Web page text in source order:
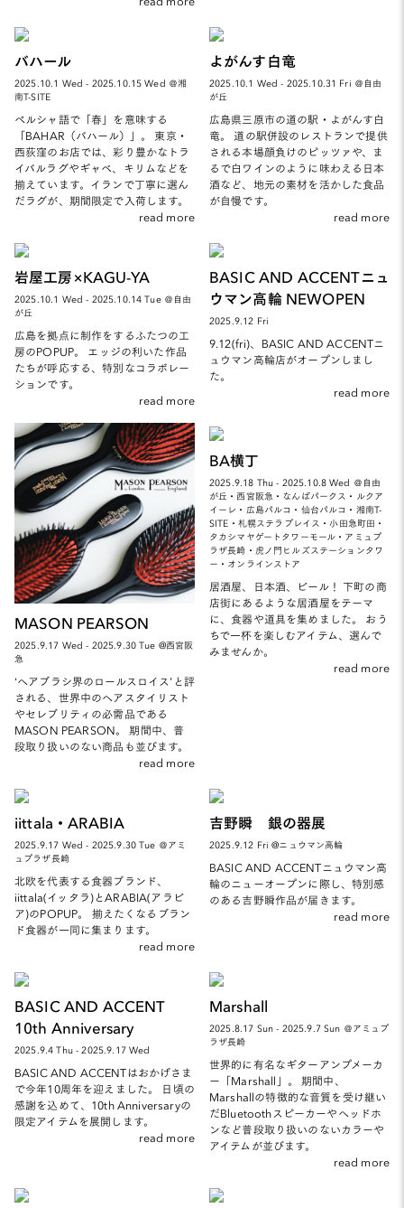
バハール
2025.10.1 Wed - 2025.10.15 Wed ＠湘
南T-SITE
ペルシャ語で「春」を意味する
「BAHAR（バハール）」。 東京・
西荻窪のお店では、彩り豊かなトラ
イバルラグやギャベ、キリムなどを
揃えています。イランで丁寧に選ん
だラグが、期間限定で入荷します。
read more
よがんす白竜
2025.10.1 Wed - 2025.10.31 Fri ＠自由
が丘
広島県三原市の道の駅・よがんす白
竜。 道の駅併設のレストランで提供
される本場顔負けのピッツァや、ま
るで白ワインのように味わえる日本
酒など、地元の素材を活かした食品
が自慢です。
read more
岩屋工房×KAGU-YA
2025.10.1 Wed - 2025.10.14 Tue ＠自由
が丘
広島を拠点に制作をするふたつの工
房のPOPUP。 エッジの利いた作品
たちが呼応する、特別なコラボレー
ションです。
read more
BASIC AND ACCENTニュ
ウマン高輪 NEWOPEN
2025.9.12 Fri
9.12(fri)、BASIC AND ACCENTニ
ュウマン高輪店がオープンしまし
た。
read more
MASON PEARSON
2025.9.17 Wed - 2025.9.30 Tue @西宮阪
急
‘ヘアブラシ界のロールスロイス’と評
される、世界中のヘアスタイリスト
やセレブリティの必需品である
MASON PEARSON。 期間中、普
段取り扱いのない商品も並びます。
read more
BA横丁
2025.9.18 Thu - 2025.10.8 Wed ＠自由
が丘・西宮阪急・なんばパークス・ルクア
イーレ・広島パルコ・仙台パルコ・湘南T-
SITE・札幌ステラプレイス・小田急町田・
タカシマヤゲートタワーモール・アミュプ
ラザ長崎・虎ノ門ヒルズステーションタワ
ー・オンラインストア
居酒屋、日本酒、ビール！ 下町の商
店街にあるような居酒屋をテーマ
に、食器や道具を集めました。 おう
ちで一杯を楽しむアイテム、選んで
みませんか。
read more
iittala・ARABIA
2025.9.17 Wed - 2025.9.30 Tue ＠アミ
ュプラザ長崎
北欧を代表する食器ブランド、
iittala(イッタラ)とARABIA(アラビ
ア)のPOPUP。 揃えたくなるブラン
ド食器が一同に集まります。
read more
吉野瞬 銀の器展
2025.9.12 Fri @ニュウマン高輪
BASIC AND ACCENTニュウマン高
輪のニューオープンに際し、特別感
のある吉野瞬作品が届きます。
read more
BASIC AND ACCENT
10th Anniversary
2025.9.4 Thu - 2025.9.17 Wed
BASIC AND ACCENTはおかげさま
で今年10周年を迎えました。 日頃の
感謝を込めて、10th Anniversaryの
限定アイテムを展開します。
read more
Marshall
2025.8.17 Sun - 2025.9.7 Sun ＠アミュプ
ラザ長崎
世界的に有名なギターアンプメーカ
ー「Marshall」。 期間中、
Marshallの特徴的な音質を受け継い
だBluetoothスピーカーやヘッドホ
ンなど普段取り扱いのないカラーや
アイテムが並びます。
read more